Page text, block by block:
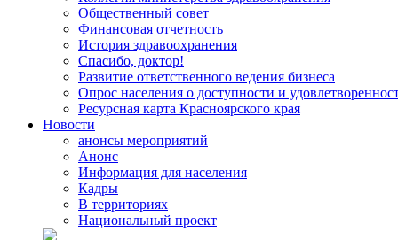
Общественный совет
Финансовая отчетность
История здравоохранения
Спасибо, доктор!
Развитие ответственного ведения бизнеса
Опрос населения о доступности и
Ресурсная карта Красноярского края
Новости
анонсы мероприятий
Анонс
Информация для населения
Кадры
В территориях
Национальный проект